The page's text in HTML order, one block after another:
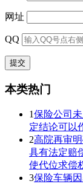
网址
QQ
本类热门
1保险公司
定结论可以
2高院再审
具有法定赔
使代位求偿
3保险车辆